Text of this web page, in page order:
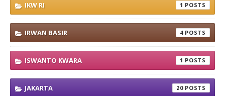
IKW RI 1
IRWAN BASIR 4
ISWANTO KWARA 1
JAKARTA 20